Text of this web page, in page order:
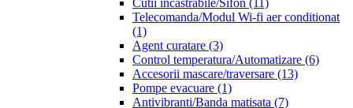
Cutii incastrabile/Sifon (11)
Telecomanda/Modul Wi-fi aer conditionat
(1)
Agent curatare (3)
Control temperatura/Automatizare (6)
Accesorii mascare/traversare (13)
Pompe evacuare (1)
Antivibranti/Banda matisata (7)